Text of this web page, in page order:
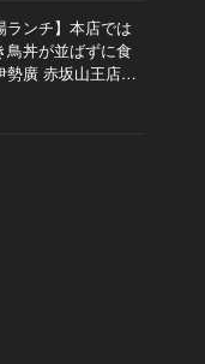
ランチ】本店では
鳥丼が並ばずに食
勢廣 赤坂山王店』